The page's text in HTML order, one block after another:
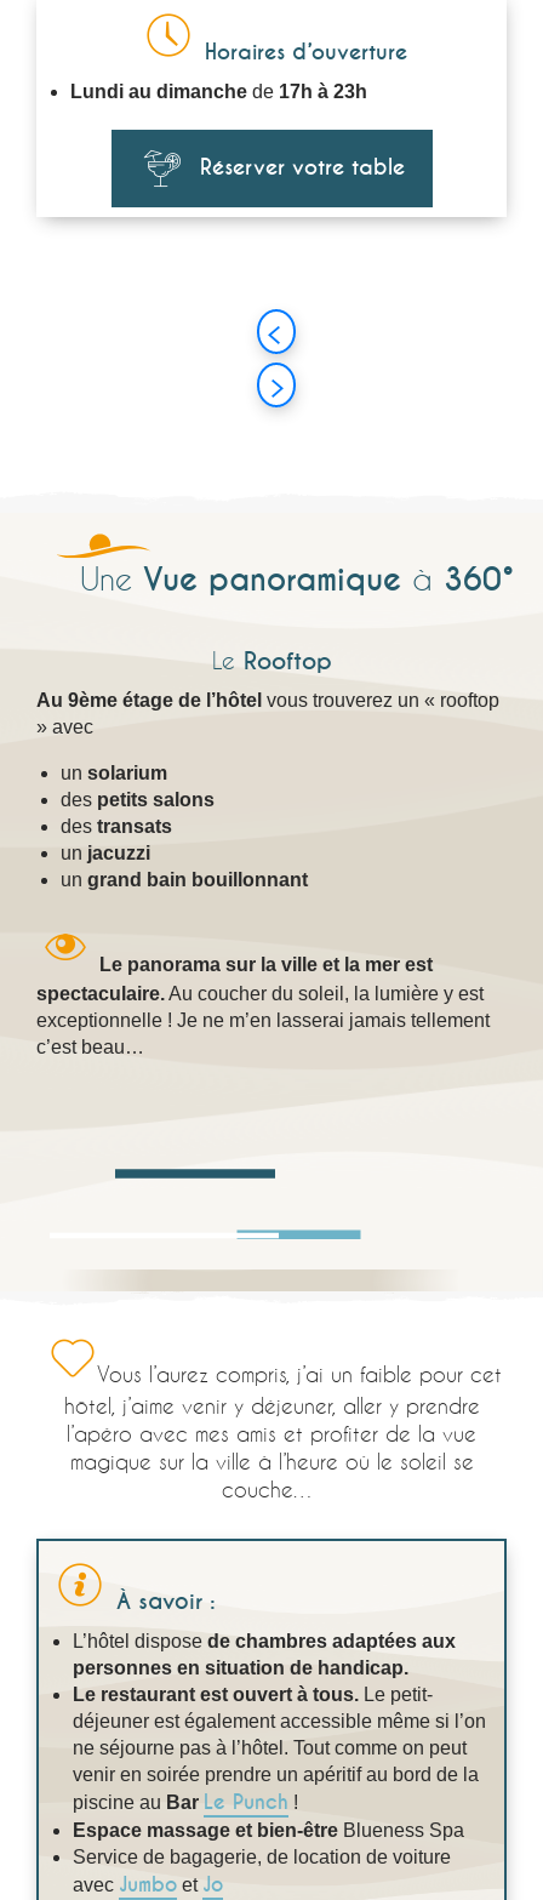
Horaires d’ouverture
Lundi au dimanche de 17h à 23h
Réserver votre table
Une Vue panoramique à 360°
Le Rooftop
Au 9ème étage de l’hôtel vous trouverez un « rooftop
» avec
un solarium
des petits salons
des transats
un jacuzzi
un grand bain bouillonnant
Le panorama sur la ville et la mer est
spectaculaire.Au coucher du soleil, la lumière y est
exceptionnelle ! Je ne m’en lasserai jamais tellement
c’est beau…
Vous l’aurez compris, j’ai un faible pour cet
hôtel, j’aime venir y déjeuner, aller y prendre
l’apéro avec mes amis et profiter de la vue
magique sur la ville à l’heure où le soleil se
couche…
À savoir :
L’hôtel dispose de chambres adaptées aux
personnes en situation de handicap.
Le restaurant est ouvert à tous. Le petit-
déjeuner est également accessible même si l’on
ne séjourne pas à l’hôtel. Tout comme on peut
venir en soirée prendre un apéritif au bord de la
piscine au Bar Le Punch !
Espace massage et bien-être Blueness Spa
Service de bagagerie, de location de voiture
avec Jumbo et Jo